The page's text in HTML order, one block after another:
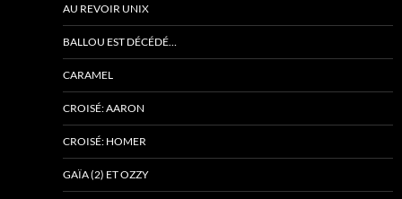
AU REVOIR UNIX
BALLOU EST DÉCÉDÉ…
CARAMEL
CROISÉ: AARON
CROISÉ: HOMER
GAÏA (2) ET OZZY